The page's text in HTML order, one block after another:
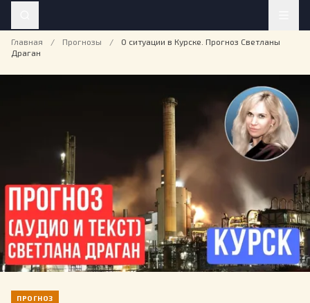
Главная / Прогнозы /
О ситуации в Курске. Прогноз Светланы
Драган
ПРОГНОЗ